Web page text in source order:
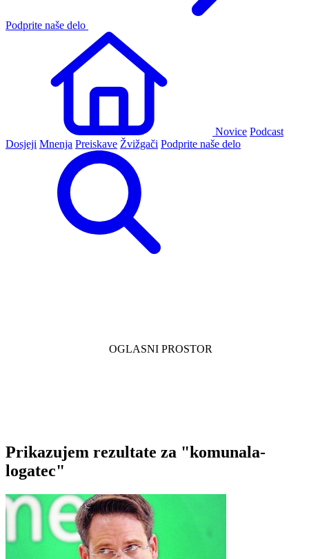
Podprite naše delo
Novice Podcast
Dosjeji Mnenja Preiskave Žvižgači Podprite naše delo
Prikazujem rezultate za "komunala-
logatec"